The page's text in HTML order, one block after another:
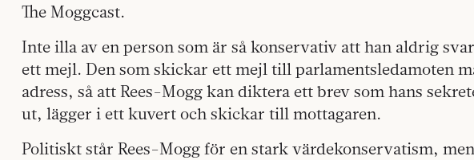
The Moggcast.
Inte illa av en person som är så konservativ att han aldrig
ett mejl. Den som skickar ett mejl till parlamentsledamoten
adress, så att Rees-Mogg kan diktera ett brev som hans
ut, lägger i ett kuvert och skickar till mottagaren.
Politiskt står Rees-Mogg för en stark värdekonservatism,